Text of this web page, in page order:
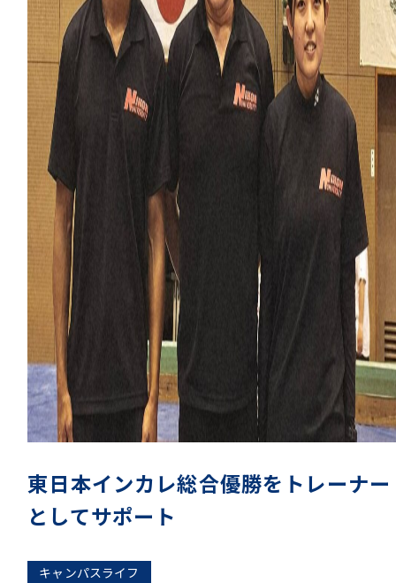
東日本インカレ総合優勝をトレーナー
としてサポート
キャンパスライフ